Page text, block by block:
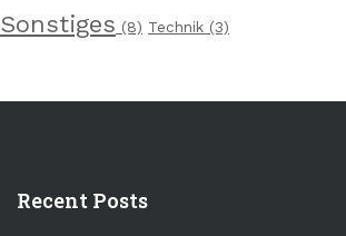
Sonstiges (8) Technik (3)
Recent Posts